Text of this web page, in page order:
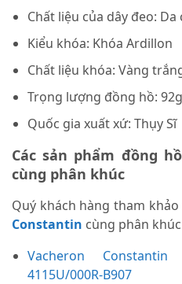
Chất liệu của dây đeo: Da
Kiểu khóa: Khóa Ardillon
Chất liệu khóa: Vàng
Trọng lượng đồng hồ: 92g
Quốc gia xuất xứ: Thụy Sĩ
Các sản phẩm đồng
cùng phân khúc
Quý khách hàng tham
Constantin cùng phân
Vacheron Constantin
4115U/000R-B907